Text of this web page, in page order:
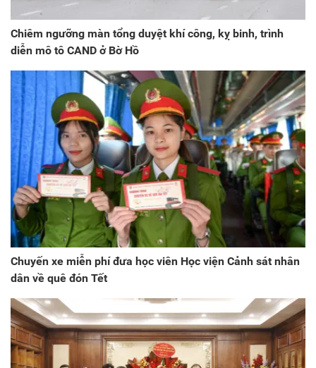
Chiêm ngưỡng màn tổng duyệt khí công, kỵ binh, trình
diễn mô tô CAND ở Bờ Hồ
Chuyến xe miễn phí đưa học viên Học viện Cảnh sát nhân
dân về quê đón Tết